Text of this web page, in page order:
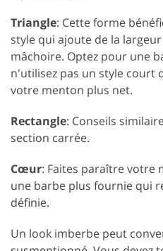
Triangle: Cette forme
style qui ajoute de la
mâchoire. Optez pour une
n'utilisez pas un style court
votre menton plus net.
Rectangle: Conseils
section carrée.
Cœur: Faites paraître votre
une barbe plus fournie qui
définie.
Un look imberbe peut